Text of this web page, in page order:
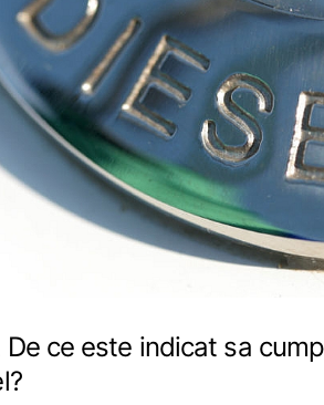
De ce este indicat sa